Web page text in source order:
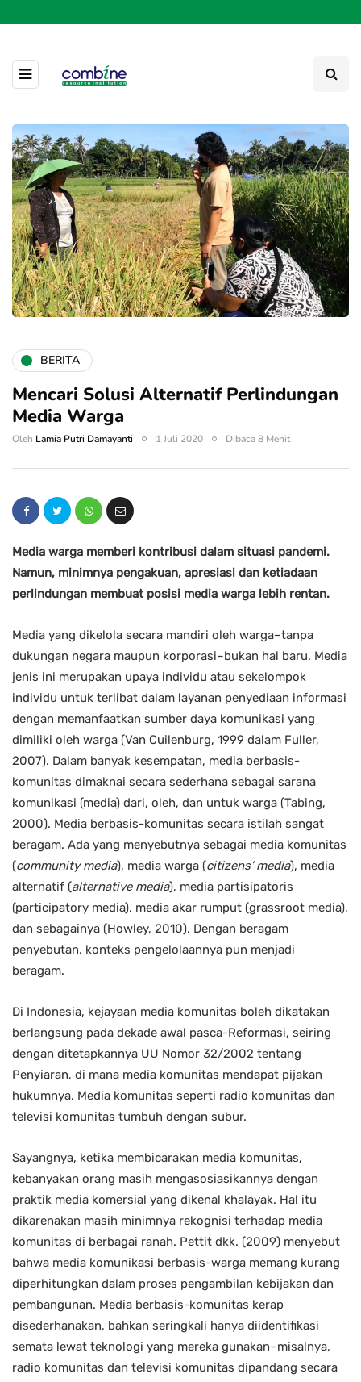
BERITA
Mencari Solusi Alternatif Perlindungan
Media Warga
Oleh Lamia Putri Damayanti 1 Juli 2020 Dibaca 8 Menit
Media warga memberi kontribusi dalam situasi pandemi.
Namun, minimnya pengakuan, apresiasi dan ketiadaan
perlindungan membuat posisi media warga lebih rentan.
Media yang dikelola secara mandiri oleh warga–tanpa
dukungan negara maupun korporasi–bukan hal baru. Media
jenis ini merupakan upaya individu atau sekelompok
individu untuk terlibat dalam layanan penyediaan informasi
dengan memanfaatkan sumber daya komunikasi yang
dimiliki oleh warga (Van Cuilenburg, 1999 dalam Fuller,
2007). Dalam banyak kesempatan, media berbasis-
komunitas dimaknai secara sederhana sebagai sarana
komunikasi (media) dari, oleh, dan untuk warga (Tabing,
2000). Media berbasis-komunitas secara istilah sangat
beragam. Ada yang menyebutnya sebagai media komunitas
(community media), media warga (citizens’ media), media
alternatif (alternative media), media partisipatoris
(participatory media), media akar rumput (grassroot media),
dan sebagainya (Howley, 2010). Dengan beragam
penyebutan, konteks pengelolaannya pun menjadi
beragam.
Di Indonesia, kejayaan media komunitas boleh dikatakan
berlangsung pada dekade awal pasca-Reformasi, seiring
dengan ditetapkannya UU Nomor 32/2002 tentang
Penyiaran, di mana media komunitas mendapat pijakan
hukumnya. Media komunitas seperti radio komunitas dan
televisi komunitas tumbuh dengan subur.
Sayangnya, ketika membicarakan media komunitas,
kebanyakan orang masih mengasosiasikannya dengan
praktik media komersial yang dikenal khalayak. Hal itu
dikarenakan masih minimnya rekognisi terhadap media
komunitas di berbagai ranah. Pettit dkk. (2009) menyebut
bahwa media komunikasi berbasis-warga memang kurang
diperhitungkan dalam proses pengambilan kebijakan dan
pembangunan. Media berbasis-komunitas kerap
disederhanakan, bahkan seringkali hanya diidentifikasi
semata lewat teknologi yang mereka gunakan–misalnya,
radio komunitas dan televisi komunitas dipandang secara